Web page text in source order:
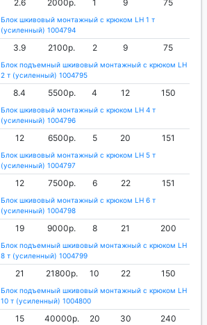
2.6 2000р. 1 9 75
Блок шкивовый монтажный с крюком LH 1 т
(усиленный) 1004794
3.9 2100р. 2 9 75
Блок подъемный шкивовый монтажный с крюком LH
2 т (усиленный) 1004795
8.4 5500р. 4 12 150
Блок шкивовый монтажный с крюком LH 4 т
(усиленный) 1004796
12 6500р. 5 20 151
Блок шкивовый монтажный с крюком LH 5 т
(усиленный) 1004797
12 7500р. 6 22 151
Блок шкивовый монтажный с крюком LH 6 т
(усиленный) 1004798
19 9000р. 8 21 200
Блок подъемный шкивовый монтажный с крюком LH
8 т (усиленный) 1004799
21 21800р. 10 22 150
Блок подъемный шкивовый монтажный с крюком LH
10 т (усиленный) 1004800
15 40000р. 20 30 240